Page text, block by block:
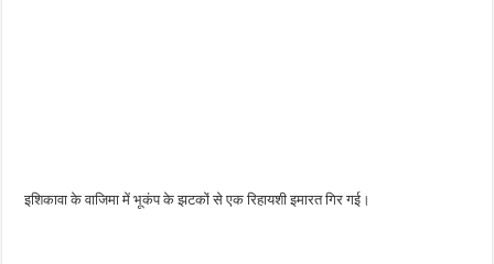
इशिकावा के वाजिमा में भूकंप के झटकों से एक रिहायशी इमारत गिर गई।